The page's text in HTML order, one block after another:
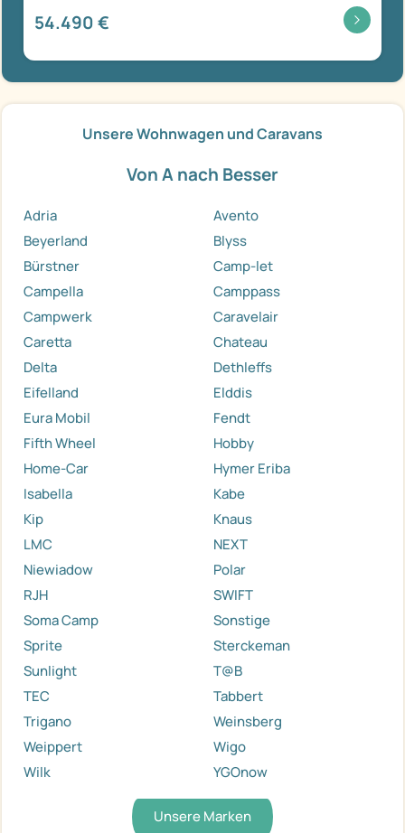
54.490 €
Unsere Wohnwagen und Caravans
Von A nach Besser
Adria
Avento
Beyerland
Blyss
Bürstner
Camp-let
Campella
Camppass
Campwerk
Caravelair
Caretta
Chateau
Delta
Dethleffs
Eifelland
Elddis
Eura Mobil
Fendt
Fifth Wheel
Hobby
Home-Car
Hymer Eriba
Isabella
Kabe
Kip
Knaus
LMC
NEXT
Niewiadow
Polar
RJH
SWIFT
Soma Camp
Sonstige
Sprite
Sterckeman
Sunlight
T@B
TEC
Tabbert
Trigano
Weinsberg
Weippert
Wigo
Wilk
YGOnow
Unsere Marken